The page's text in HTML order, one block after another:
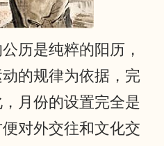
是纯粹的阳历，
的规律为依据，完
月份的设置完全是
对外交往和文化交